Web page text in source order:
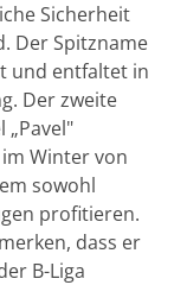
Sicherheit
Der Spitzname
und entfaltet in
Der zweite
„Pavel"
Winter von
sowohl
profitieren.
dass er
B-Liga